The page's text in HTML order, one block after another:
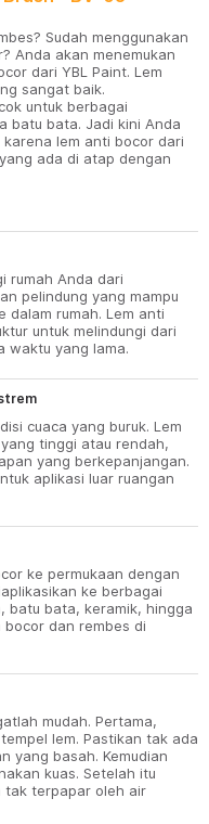
Sudah menggunakan
Anda akan menemukan
dari YBL Paint. Lem
sangat baik.
untuk berbagai
batu bata. Jadi kini Anda
lem anti bocor dari
ada di atap dengan
rumah Anda dari
pelindung yang mampu
dalam rumah. Lem anti
untuk melindungi dari
waktu yang lama.
cuaca yang buruk. Lem
tinggi atau rendah,
yang berkepanjangan.
aplikasi luar ruangan
ke permukaan dengan
ke berbagai
batu bata, keramik, hingga
dan rembes di
mudah. Pertama,
lem. Pastikan tak ada
yang basah. Kemudian
kuas. Setelah itu
tak terpapar oleh air